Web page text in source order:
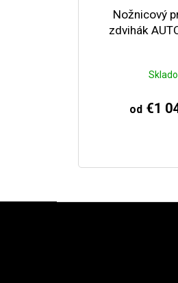
Nožnicový
zdvihák
od €1